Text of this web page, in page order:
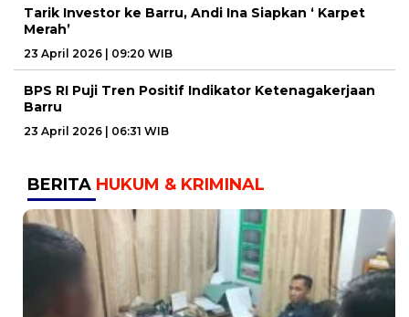
Tarik Investor ke Barru, Andi Ina Siapkan ‘ Karpet
Merah’
23 April 2026 | 09:20 WIB
BPS RI Puji Tren Positif Indikator Ketenagakerjaan
Barru
23 April 2026 | 06:31 WIB
BERITA HUKUM & KRIMINAL